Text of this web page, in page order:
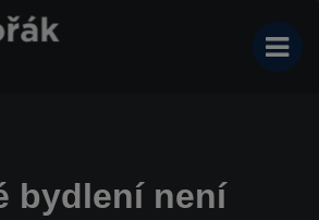
bydlení není